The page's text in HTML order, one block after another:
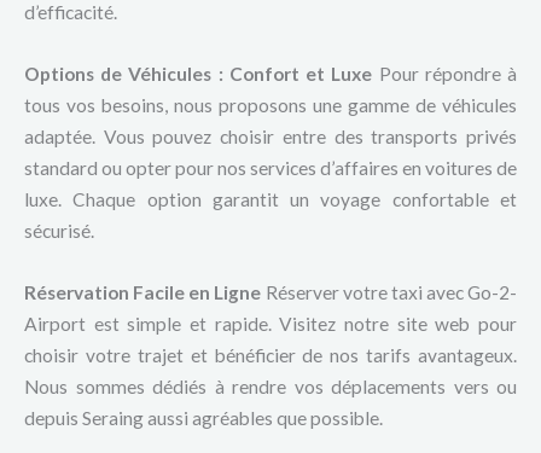
d’efficacité.
Options de Véhicules : Confort et Luxe Pour répondre à
tous vos besoins, nous proposons une gamme de véhicules
adaptée. Vous pouvez choisir entre des transports privés
standard ou opter pour nos services d’affaires en voitures de
luxe. Chaque option garantit un voyage confortable et
sécurisé.
Réservation Facile en Ligne Réserver votre taxi avec Go-2-
Airport est simple et rapide. Visitez notre site web pour
choisir votre trajet et bénéficier de nos tarifs avantageux.
Nous sommes dédiés à rendre vos déplacements vers ou
depuis Seraing aussi agréables que possible.